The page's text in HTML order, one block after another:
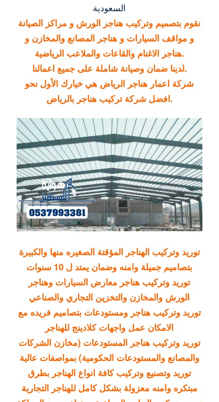
السعودية
نقوم بتصميم وتركيب هناجر الورش و مراكز الصيانة
و مواقف السيارات و هناجر المصانع والمخازن و
هناجر الاغنام والقاعات والملاعب الرياضية.
لدينا ضمان وصيانة شاملة على جميع اعمالنا.
شركة اعمار هناجر الرياض هي خيارك الأول نحو
افضل شركة تركيب هناجر بالرياض.
توريد وتركيب الهناجر المؤقتة الصغيره منها والكبيرة
بتصاميم جميلة وامنه وضمان يمتد ل 10 سنوات
توريد وتركيب هناجر معارض السيارات وهناجر
الورش والمخازن والتخزين التجاري والصناعي
توريد وتركيب هناجر ومستودعات بتصاميم فريده مع
الامكان عمل واجهات كلادينج للهناجر
توريد وتركيب هناجر المستودعات (مخازن الشركات
والمصانع والمستودعات الحكومية) بمواصفات عالية
توريد وتصنيع وتركيب كافة انواع الهناجر بطرق
مبتكره وامنه معزولة بشكل كامل للهناجر التجارية